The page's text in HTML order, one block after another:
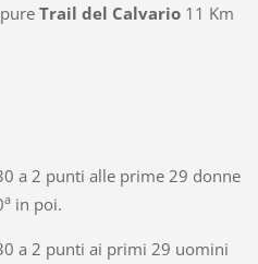
Trail del Calvario11 Km
a 2 punti alle prime 29 donne
ain poi.
a 2 punti ai primi 29 uomini